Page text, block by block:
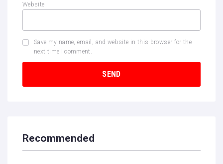
Website
Save my name, email, and website in this browser for the
next time I comment.
Recommended